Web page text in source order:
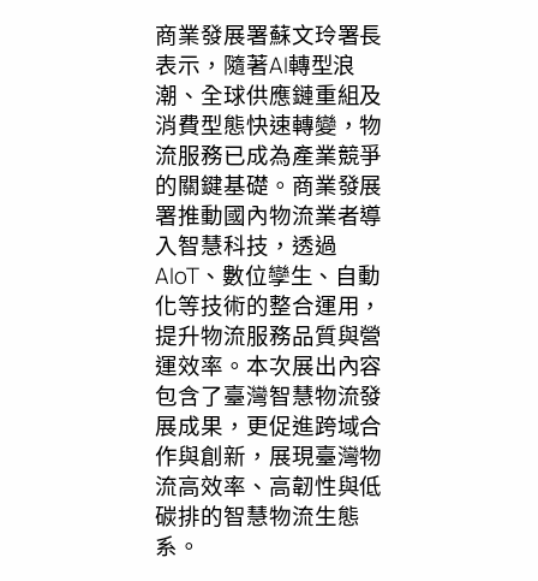
商業發展署蘇文玲署長
表示，隨著AI轉型浪
潮、全球供應鏈重組及
消費型態快速轉變，物
流服務已成為產業競爭
的關鍵基礎。商業發展
署推動國內物流業者導
入智慧科技，透過
AIoT、數位孿生、自動
化等技術的整合運用，
提升物流服務品質與營
運效率。本次展出內容
包含了臺灣智慧物流發
展成果，更促進跨域合
作與創新，展現臺灣物
流高效率、高韌性與低
碳排的智慧物流生態
系。